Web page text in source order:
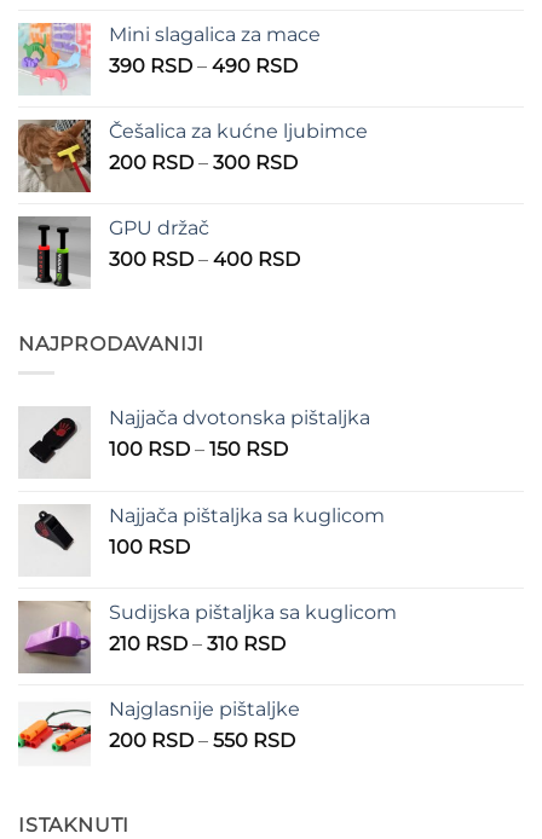
1.250 RSD
Mini slagalica za mace
390 RSD – 490 RSDRaspon
390 RSD
do
Češalica za kućne ljubimce
200 RSD – 300 RSDRaspon
do
GPU držač
300 RSD – 400 RSDRaspon
NAJPRODAVANIJI
Najjača dvotonska pištaljka
100 RSD – 150 RSDRaspon
100 RSD
Najjača pištaljka sa kuglicom
100 RSD
Sudijska pištaljka sa kuglicom
210 RSD – 310 RSDRaspon
210 RSD
do
Najglasnije pištaljke
200 RSD – 550 RSDRaspon
ISTAKNUTI